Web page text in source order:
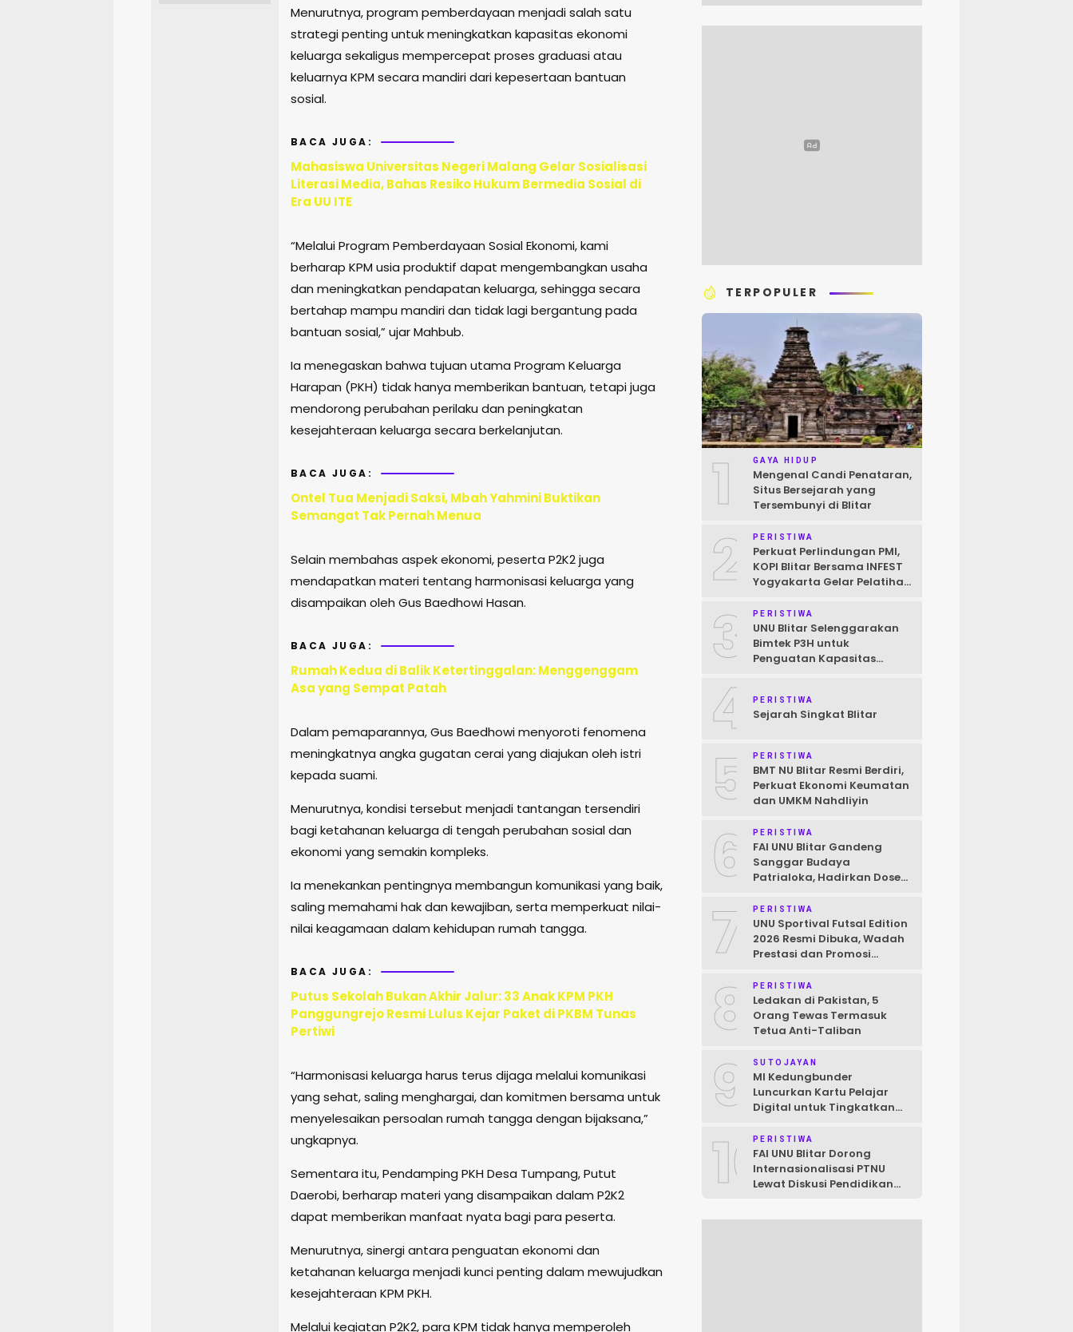
Menurutnya, program pemberdayaan menjadi salah satu
strategi penting untuk meningkatkan kapasitas ekonomi
keluarga sekaligus mempercepat proses graduasi atau
keluarnya KPM secara mandiri dari kepesertaan bantuan
sosial.
BACA JUGA:
Mahasiswa Universitas Negeri Malang Gelar Sosialisasi
Literasi Media, Bahas Resiko Hukum Bermedia Sosial di
Era UU ITE
“Melalui Program Pemberdayaan Sosial Ekonomi, kami
berharap KPM usia produktif dapat mengembangkan usaha
dan meningkatkan pendapatan keluarga, sehingga secara
bertahap mampu mandiri dan tidak lagi bergantung pada
bantuan sosial,” ujar Mahbub.
Ia menegaskan bahwa tujuan utama Program Keluarga
Harapan (PKH) tidak hanya memberikan bantuan, tetapi juga
mendorong perubahan perilaku dan peningkatan
kesejahteraan keluarga secara berkelanjutan.
BACA JUGA:
Ontel Tua Menjadi Saksi, Mbah Yahmini Buktikan
Semangat Tak Pernah Menua
Selain membahas aspek ekonomi, peserta P2K2 juga
mendapatkan materi tentang harmonisasi keluarga yang
disampaikan oleh Gus Baedhowi Hasan.
BACA JUGA:
Rumah Kedua di Balik Ketertinggalan: Menggenggam
Asa yang Sempat Patah
Dalam pemaparannya, Gus Baedhowi menyoroti fenomena
meningkatnya angka gugatan cerai yang diajukan oleh istri
kepada suami.
Menurutnya, kondisi tersebut menjadi tantangan tersendiri
bagi ketahanan keluarga di tengah perubahan sosial dan
ekonomi yang semakin kompleks.
Ia menekankan pentingnya membangun komunikasi yang baik,
saling memahami hak dan kewajiban, serta memperkuat nilai-
nilai keagamaan dalam kehidupan rumah tangga.
BACA JUGA:
Putus Sekolah Bukan Akhir Jalur: 33 Anak KPM PKH
Panggungrejo Resmi Lulus Kejar Paket di PKBM Tunas
Pertiwi
“Harmonisasi keluarga harus terus dijaga melalui komunikasi
yang sehat, saling menghargai, dan komitmen bersama untuk
menyelesaikan persoalan rumah tangga dengan bijaksana,”
ungkapnya.
Sementara itu, Pendamping PKH Desa Tumpang, Putut
Daerobi, berharap materi yang disampaikan dalam P2K2
dapat memberikan manfaat nyata bagi para peserta.
Menurutnya, sinergi antara penguatan ekonomi dan
ketahanan keluarga menjadi kunci penting dalam mewujudkan
kesejahteraan KPM PKH.
Melalui kegiatan P2K2, para KPM tidak hanya memperoleh
TERPOPULER
1 GAYA HIDUP
Mengenal Candi Penataran,
Situs Bersejarah yang
Tersembunyi di Blitar
2 PERISTIWA
Perkuat Perlindungan PMI,
KOPI Blitar Bersama INFEST
Yogyakarta Gelar Pelatihan
3 PERISTIWA
UNU Blitar Selenggarakan
Bimtek P3H untuk
Penguatan Kapasitas
4 PERISTIWA
Sejarah Singkat Blitar
5 PERISTIWA
BMT NU Blitar Resmi Berdiri,
Perkuat Ekonomi Keumatan
dan UMKM Nahdliyin
6 PERISTIWA
FAI UNU Blitar Gandeng
Sanggar Budaya
Patrialoka, Hadirkan Dosen
Mahasiswa
7 PERISTIWA
UNU Sportival Futsal Edition
2026 Resmi Dibuka, Wadah
Prestasi dan Promosi
Raya
8 PERISTIWA
Ledakan di Pakistan, 5
Orang Tewas Termasuk
Tetua Anti-Taliban
9 SUTOJAYAN
MI Kedungbunder
Luncurkan Kartu Pelajar
Digital untuk Tingkatkan
Siswa
10PERISTIWA
FAI UNU Blitar Dorong
Internasionalisasi PTNU
Lewat Diskusi Pendidikan